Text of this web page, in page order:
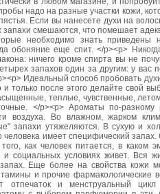
надо на разные участки кожи,
Если вы нанесете духи на
смешаются, что помешает
необходимо знать приведены
обоняние еще спит. </p><p>
ничего кроме спирта вы не
запахов один за другим: у вас
Идеальный способ пробовать
и только после этого делайте свой
теплые, чувственные,
</p><p> Ароматы по-разному
воздуха. Во влажном, жарком
запахи утяжеляются. В сухую и
имеет специфический запах.
как человек питается, в каком
и социальных условиях живет. Вся
Еще более на свойства кожи
и прочие фармакологические
отпечаток и менструальный